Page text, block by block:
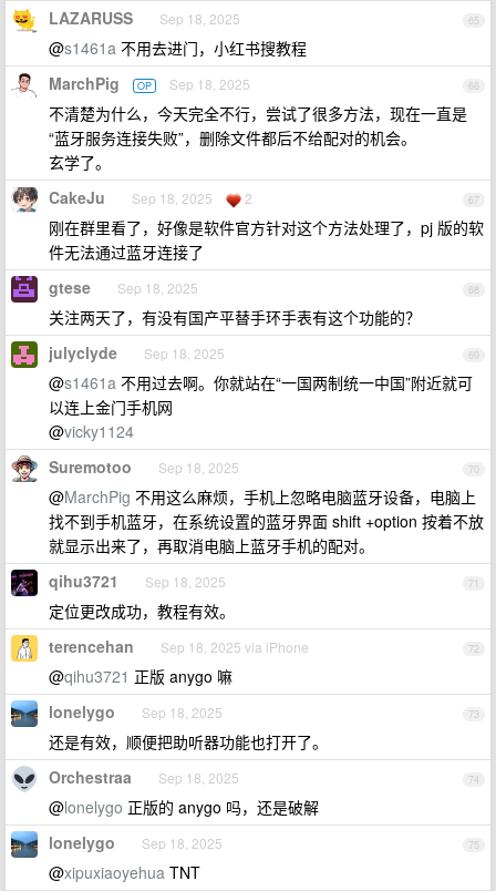
65
LAZARUSS Sep 18, 2025
@s1461a 不用去进门，小红书搜教程
66
MarchPig OP Sep 18, 2025
不清楚为什么，今天完全不行，尝试了很多方法，现在一直是
“蓝牙服务连接失败”，删除文件都后不给配对的机会。
玄学了。
67
CakeJu Sep 18, 2025 2
刚在群里看了，好像是软件官方针对这个方法处理了，pj 版的软
件无法通过蓝牙连接了
68
gtese Sep 18, 2025
关注两天了，有没有国产平替手环手表有这个功能的？
69
julyclyde Sep 18, 2025
@s1461a 不用过去啊。你就站在“一国两制统一中国”附近就可
以连上金门手机网
@vicky1124
70
Suremotoo Sep 18, 2025
@MarchPig 不用这么麻烦，手机上忽略电脑蓝牙设备，电脑上
找不到手机蓝牙，在系统设置的蓝牙界面 shift +option 按着不放
就显示出来了，再取消电脑上蓝牙手机的配对。
71
qihu3721 Sep 18, 2025
定位更改成功，教程有效。
72
terencehan Sep 18, 2025 via iPhone
@qihu3721 正版 anygo 嘛
73
lonelygo Sep 18, 2025
还是有效，顺便把助听器功能也打开了。
74
Orchestraa Sep 18, 2025
@lonelygo 正版的 anygo 吗，还是破解
75
lonelygo Sep 18, 2025
@xipuxiaoyehua TNT